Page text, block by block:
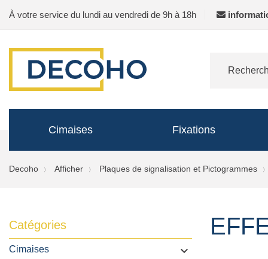
À votre service du lundi au vendredi de 9h à 18h
Cimaises Fixations
Decoho Afficher Plaques de signalisation et Pictogrammes
Catégories
Cimaises 